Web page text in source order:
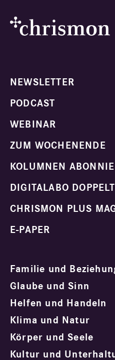
NEWSLETTER
PODCAST
WEBINAR
ZUM WOCHENENDE
KOLUMNEN
DIGITALABO
CHRISMON PLUS
E-PAPER
Familie und
Glaube und Sinn
Helfen und Handeln
Klima und Natur
Körper und Seele
Kultur und